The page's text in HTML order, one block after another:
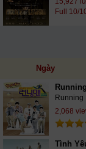
Full 10/
Ngày
Running
2,068
Tình